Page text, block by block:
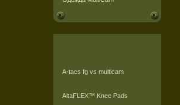
A-tacs fg vs multicam
AltaFLEX™ Knee Pads